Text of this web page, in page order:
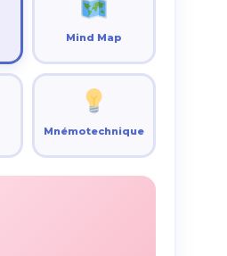
Mind Map
Mnémotechnique